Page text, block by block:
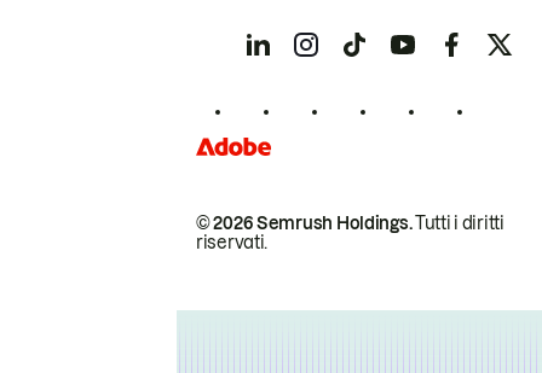
© 2026 Semrush Holdings.Tutti i diritti
riservati.